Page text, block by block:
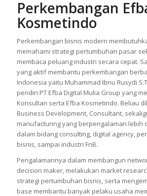
Perkembangan
Kosmetindo
Perkembangan bisnis modern
memahami strategi pertumbuhan pasar
membaca peluang industri secara cepat.
yang aktif membantu perkembangan
Indonesia yaitu Muhammad Ibnu Rusydi
pendiri PT Efba Digital Mulia Group yang
Konsultan serta Efba Kosmetindo. Beliau
Business Development, Consultant,
manufacturing yang berpengalaman lebih
dalam bidang consulting, digital agency,
bisnis, sampai industri FnB.
Pengalamannya dalam membangun
decision maker, melakukan market
strategi pertumbuhan bisnis, serta
base membantu banyak pelaku usaha